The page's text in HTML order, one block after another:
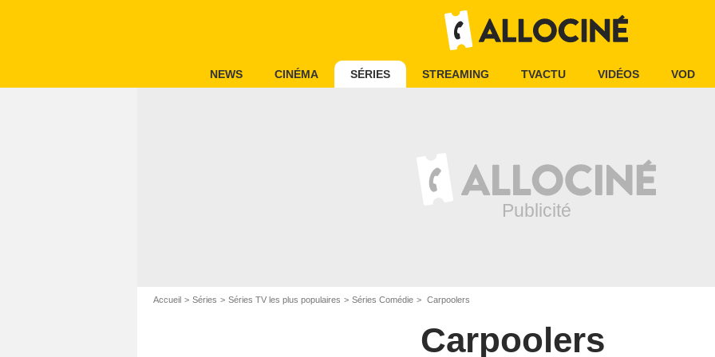
NEWS CINÉMA SÉRIES STREAMING TVACTU VIDÉOS VOD
Accueil Séries Séries TV les plus populaires Séries Comédie Carpoolers
Carpoolers